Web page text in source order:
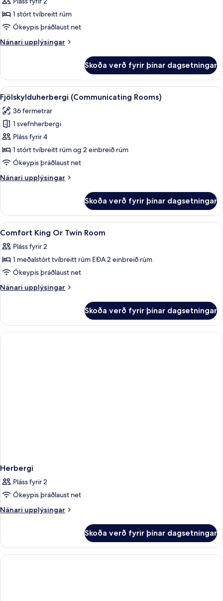
1
stórt
tvíbreitt
rúm
View)
1 stórt tvíbreitt rúm
Ókeypis þráðlaust net
Nánari upplýsingar
Nánari
-
stórt
tvíbreitt
rúm
(Eiffel
Tower
View)
Skoða verð fyrir þínar dagsetningar
Skoða
allar
myndir
fyrir
Fjölskylduherbergi
(Communicating
Rooms)
Skrifborð, vinnuaðstaða fyrir
5
Fjölskylduherbergi (Communicating Rooms)
36 fermetrar
1 svefnherbergi
Pláss fyrir 4
1 stórt tvíbreitt rúm og 2 einbreið rúm
Ókeypis þráðlaust net
Nánari upplýsingar
Nánari
(Communicating
Rooms)
Skoða verð fyrir þínar dagsetningar
Skoða
allar
myndir
fyrir
Comfort
King
Room
Skrifborð, vinnuaðstaða fyrir
9
Comfort King Or Twin Room
Pláss fyrir 2
1 meðalstórt tvíbreitt rúm EÐA 2 einbreið rúm
Ókeypis þráðlaust net
Nánari upplýsingar
Nánari
King
Or
Twin
Skoða verð fyrir þínar dagsetningar
Herbergi
Pláss fyrir 2
Ókeypis þráðlaust net
Nánari upplýsingar
Nánari
Skoða verð fyrir þínar dagsetningar